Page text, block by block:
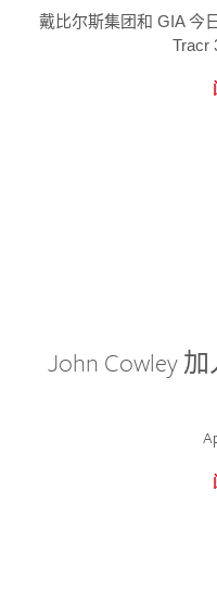
戴比尔斯集团和 GIA 今
Tracr
John Cowley